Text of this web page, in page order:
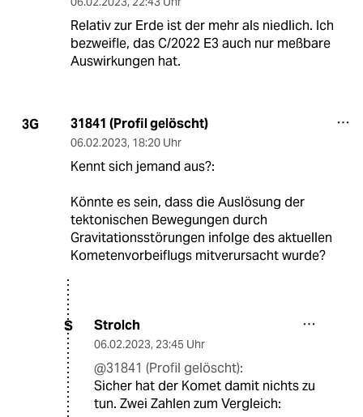
Relativ zur Erde ist der mehr als niedlich. Ich
bezweifle, das C/2022 E3 auch nur meßbare
Auswirkungen hat.
3G 31841 (Profil gelöscht)
06.02.2023, 18:20 Uhr
Kennt sich jemand aus?:
Könnte es sein, dass die Auslösung der
tektonischen Bewegungen durch
Gravitationsstörungen infolge des aktuellen
Kometenvorbeiflugs mitverursacht wurde?
S Strolch
06.02.2023, 23:45 Uhr
@31841 (Profil gelöscht):
Sicher hat der Komet damit nichts zu
tun. Zwei Zahlen zum Vergleich: